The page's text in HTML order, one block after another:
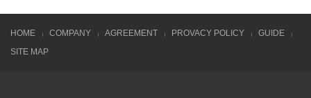
HOME COMPANY AGREEMENT PROVACY POLICY
GUIDE
SITE MAP